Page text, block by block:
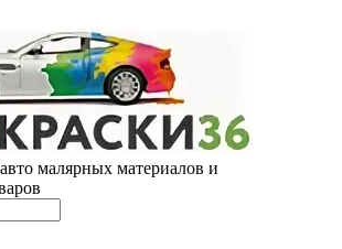
малярных материалов и